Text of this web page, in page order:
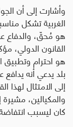
وأشارت إلى أن
الغربية تشكل
هو مُحقّ،
القانون الدولي،
هو احترام وتطبيق
بلد يدعي أنه
إلى الامتثال لهذا
والمكيالين،
كان ليسبب